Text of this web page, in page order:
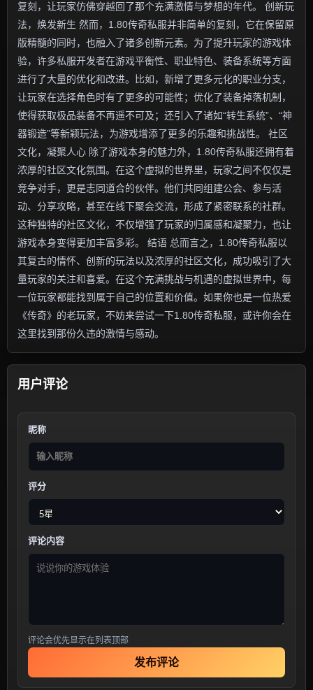
复刻，让玩家仿佛穿越回了那个充满激情与梦想的年代。 创新玩
法，焕发新生 然而，1.80传奇私服并非简单的复刻，它在保留原
版精髓的同时，也融入了诸多创新元素。为了提升玩家的游戏体
验，许多私服开发者在游戏平衡性、职业特色、装备系统等方面
进行了大量的优化和改进。比如，新增了更多元化的职业分支，
让玩家在选择角色时有了更多的可能性；优化了装备掉落机制，
使得获取极品装备不再遥不可及；还引入了诸如“转生系统”、“神
器锻造”等新颖玩法，为游戏增添了更多的乐趣和挑战性。 社区
文化，凝聚人心 除了游戏本身的魅力外，1.80传奇私服还拥有着
浓厚的社区文化氛围。在这个虚拟的世界里，玩家之间不仅仅是
竞争对手，更是志同道合的伙伴。他们共同组建公会、参与活
动、分享攻略，甚至在线下聚会交流，形成了紧密联系的社群。
这种独特的社区文化，不仅增强了玩家的归属感和凝聚力，也让
游戏本身变得更加丰富多彩。 结语 总而言之，1.80传奇私服以
其复古的情怀、创新的玩法以及浓厚的社区文化，成功吸引了大
量玩家的关注和喜爱。在这个充满挑战与机遇的虚拟世界中，每
一位玩家都能找到属于自己的位置和价值。如果你也是一位热爱
《传奇》的老玩家，不妨来尝试一下1.80传奇私服，或许你会在
这里找到那份久违的激情与感动。
用户评论
昵称
评分
评论内容
评论会优先显示在列表顶部
发布评论